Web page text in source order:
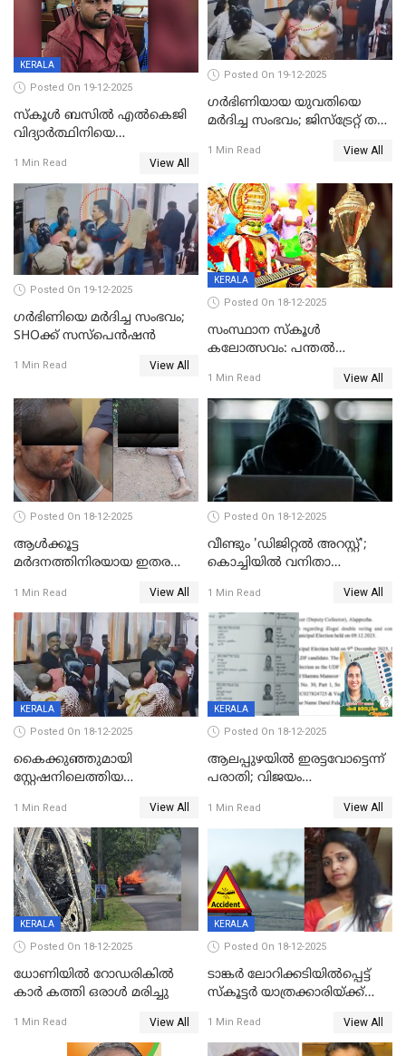
KERALA
Posted On 19-12-2025
സ്കൂൾ ബസിൽ എൽകെജി
വിദ്യാര്‍ത്ഥിനിയെ
ക്ലീനര്‍ പിടിയിൽ
1 Min Read View All
Posted On 19-12-2025
ഗര്‍ഭിണിയായ യുവതിയെ
മര്‍ദിച്ച സംഭവം; ജിസ്‌ട്രേറ്റ് തല
യുവതി
1 Min Read View All
Posted On 19-12-2025
ഗര്‍ഭിണിയെ മർദിച്ച സംഭവം;
SHOക്ക് സസ്പെൻഷൻ
1 Min Read View All
KERALA
Posted On 18-12-2025
സംസ്ഥാന സ്കൂൾ
കലോത്സവം: പന്തൽ
1 Min Read View All
Posted On 18-12-2025
ആൾക്കൂട്ട
മർദനത്തിനിരയായ ഇതര
നടുക്കുന്ന സംഭവം
വാളയാറിൽ
1 Min Read View All
Posted On 18-12-2025
വീണ്ടും 'ഡിജിറ്റല്‍ അറസ്റ്റ്';
കൊച്ചിയില്‍ വനിതാ
കോടി രൂപ
1 Min Read View All
KERALA
Posted On 18-12-2025
കൈക്കുഞ്ഞുമായി
സ്റ്റേഷനിലെത്തിയ
കരണത്തടിച്ചു; CC ടിവി
ദൃശ്യങ്ങൾ പുറത്ത്
1 Min Read View All
KERALA
Posted On 18-12-2025
ആലപ്പുഴയിൽ ഇരട്ടവോട്ടെന്ന്
പരാതി; വിജയം
വാർഡിലെ എൽഡിഎഫ്
സ്ഥാനാർത്ഥി
1 Min Read View All
KERALA
Posted On 18-12-2025
ധോണിയിൽ റോഡരികിൽ
കാർ കത്തി ഒരാൾ മരിച്ചു
1 Min Read View All
KERALA
Posted On 18-12-2025
ടാങ്കർ ലോറിക്കടിയിൽപ്പെട്ട്
സ്കൂട്ടർ യാത്രക്കാരിയ്ക്ക്
കണ്ടോത്ത് ദേശീയ പാതയിൽ
1 Min Read View All